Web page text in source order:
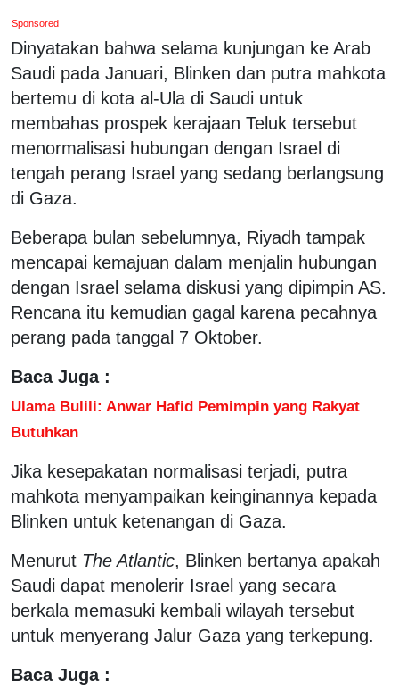
Sponsored
Dinyatakan bahwa selama kunjungan ke Arab
Saudi pada Januari, Blinken dan putra mahkota
bertemu di kota al-Ula di Saudi untuk
membahas prospek kerajaan Teluk tersebut
menormalisasi hubungan dengan Israel di
tengah perang Israel yang sedang berlangsung
di Gaza.
Beberapa bulan sebelumnya, Riyadh tampak
mencapai kemajuan dalam menjalin hubungan
dengan Israel selama diskusi yang dipimpin AS.
Rencana itu kemudian gagal karena pecahnya
perang pada tanggal 7 Oktober.
Baca Juga :
Ulama Bulili: Anwar Hafid Pemimpin yang Rakyat
Butuhkan
Jika kesepakatan normalisasi terjadi, putra
mahkota menyampaikan keinginannya kepada
Blinken untuk ketenangan di Gaza.
Menurut The Atlantic, Blinken bertanya apakah
Saudi dapat menolerir Israel yang secara
berkala memasuki kembali wilayah tersebut
untuk menyerang Jalur Gaza yang terkepung.
Baca Juga :